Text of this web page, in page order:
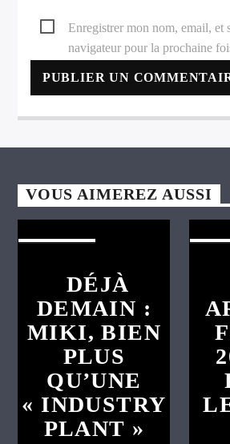
Enregistrer mon nom, email, et
navigateur pour la prochaine
VOUS AIMEREZ AUSSI
DÉJÀ
DEMAIN :
MIKI, BIEN
PLUS
QU’UNE
« INDUSTRY
PLANT »